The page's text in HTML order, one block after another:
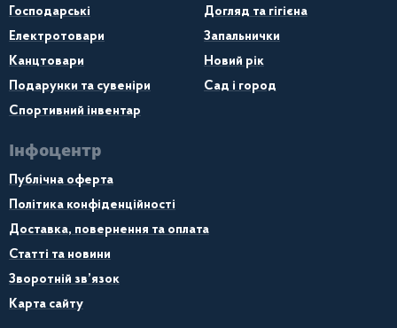
Господарські
Догляд та гігієна
Електротовари
Запальнички
Канцтовари
Новий рік
Подарунки та сувеніри
Сад і город
Спортивний інвентар
Інфоцентр
Публічна оферта
Політика конфіденційності
Доставка, повернення та оплата
Статті та новини
Зворотній зв’язок
Карта сайту